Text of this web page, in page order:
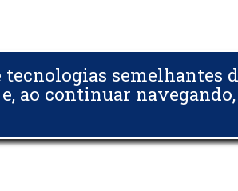
semelhantes
ao continuar